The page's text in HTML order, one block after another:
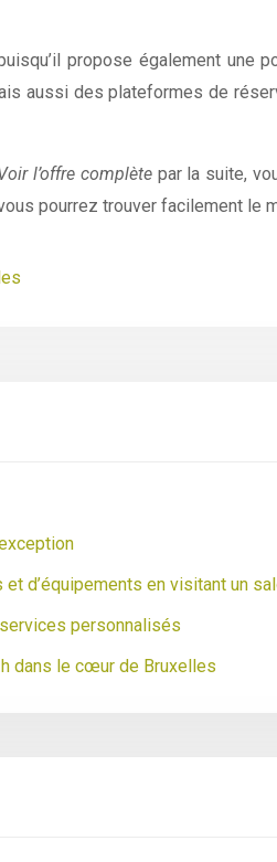
propose également
aussi des plateformes de
l’offre complètepar la suite,
pourrez trouver facilement le
d’équipements en visitant un
personnalisés
dans le cœur de Bruxelles